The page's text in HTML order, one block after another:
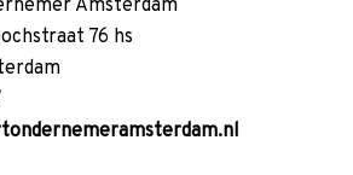
Amsterdam
76 hs